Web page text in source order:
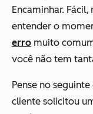
Encaminhar.
entender o
erro muito
você não tem
Pense no
cliente solicitou